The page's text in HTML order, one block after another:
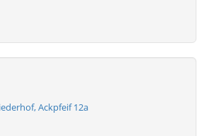
Ackpfeif 12a